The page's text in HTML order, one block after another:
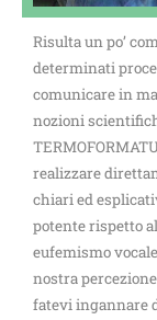
Risulta un po’
determinati
comunicare in
nozioni
realizzare
chiari ed
potente rispetto
eufemismo
nostra
fatevi ingannare